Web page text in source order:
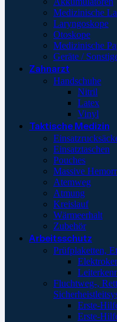
Medizinische
Laryngoskope
Otoskope
Medizinische
Geräte /
Zahnarzt
Handschuhe
Nitril
Latex
Vinyl
Taktische Medizin
Einsatztaschen
Pouches
Massive
Atemweg
Atmung
Kreislauf
Wärmeerhalt
Zubehör
Arbeitsschutz
Prüfplaketten,
Fluchtweg-,
Erste-
Erste-